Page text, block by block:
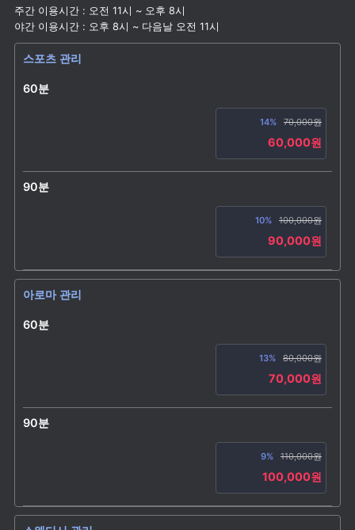
주간 이용시간 : 오전 11시 ~ 오후 8시
야간 이용시간 : 오후 8시 ~ 다음날 오전 11시
스포츠 관리
60분
14% 70,000원
60,000원
90분
10% 100,000원
90,000원
아로마 관리
60분
13% 80,000원
70,000원
90분
9% 110,000원
100,000원